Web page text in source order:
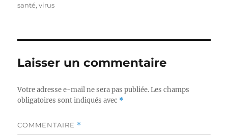
santé,virus
Laisser un commentaire
Votre adresse e-mail ne sera pas publiée. Les champs
obligatoires sont indiqués avec *
COMMENTAIRE *